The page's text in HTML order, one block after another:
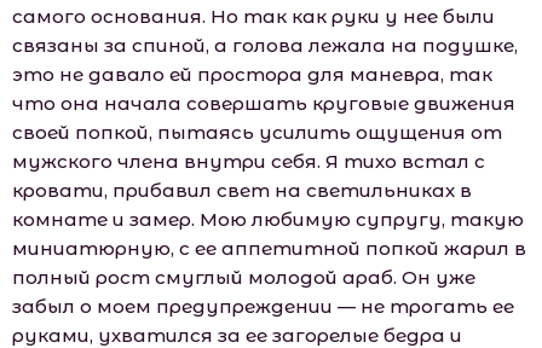
самого основания. Но так как руки у нее были
связаны за спиной, а голова лежала на подушке,
это не давало ей простора для маневра, так
что она начала совершать круговые движения
своей попкой, пытаясь усилить ощущения от
мужского члена внутри себя. Я тихо встал с
кровати, прибавил свет на светильниках в
комнате и замер. Мою любимую супругу, такую
миниатюрную, с ее аппетитной попкой жарил в
полный рост смуглый молодой араб. Он уже
забыл о моем предупреждении — не трогать ее
руками, ухватился за ее загорелые бедра и